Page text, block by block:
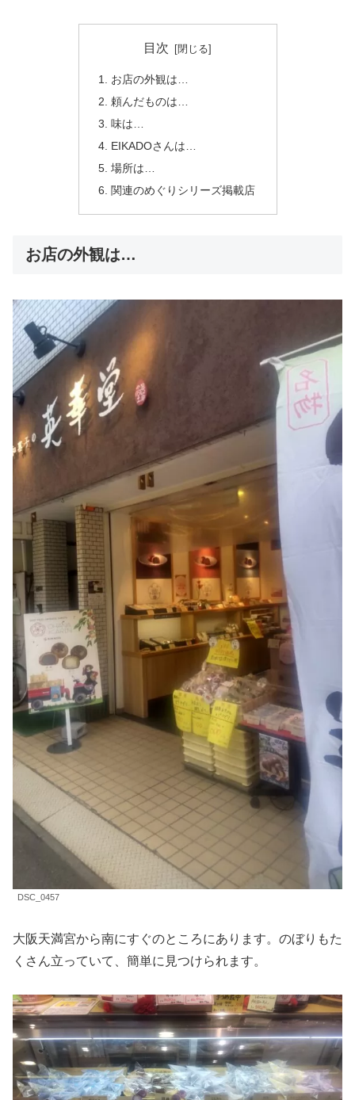
目次
お店の外観は…
頼んだものは…
味は…
EIKADOさんは…
場所は…
関連のめぐりシリーズ掲載店
お店の外観は…
DSC_0457
大阪天満宮から南にすぐのところにあります。のぼりもた
くさん立っていて、簡単に見つけられます。